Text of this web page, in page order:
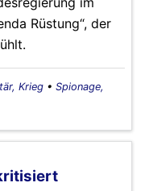
Rüstung“, der
Krieg • Spionage,